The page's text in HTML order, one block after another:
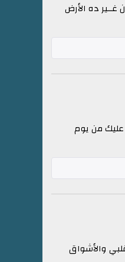
غــير ده الأرض
عليك من يوم
والأشواق